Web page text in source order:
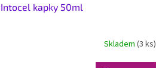
Intocel kapky 50ml
Skladem (3 ks)